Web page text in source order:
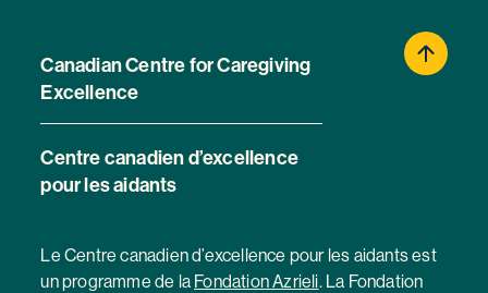
Canadian Centre for Caregiving
Excellence
Centre canadien d’excellence
pour les aidants
Le Centre canadien d’excellence pour les aidants est
un programme de la Fondation Azrieli. La Fondation